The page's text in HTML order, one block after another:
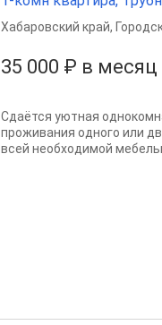
35 000 ₽ в месяц
Хабаровский край,
Сдаётся уютная
проживания одного или
всей необходимой